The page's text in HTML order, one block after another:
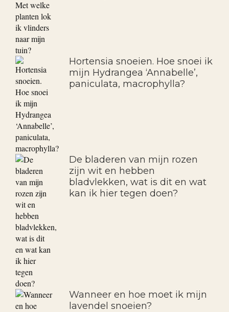
Hortensia snoeien. Hoe snoei ik
mijn Hydrangea ‘Annabelle’,
paniculata, macrophylla?
De bladeren van mijn rozen
zijn wit en hebben
bladvlekken, wat is dit en wat
kan ik hier tegen doen?
Wanneer en hoe moet ik mijn
lavendel snoeien?